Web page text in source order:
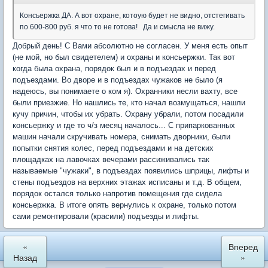
Консьержка ДА. А вот охране, котоую будет не видно, отстегивать
по 600-800 руб. я что то не готова! Да и смысла не вижу.
Добрый день! С Вами абсолютно не согласен. У меня есть опыт
(не мой, но был свидетелем) и охраны и консьержки. Так вот
когда была охрана, порядок был и в подъездах и перед
подъездами. Во дворе и в подъездах чужаков не было (я
надеюсь, вы понимаете о ком я). Охранники несли вахту, все
были приезжие. Но нашлись те, кто начал возмущаться, нашли
кучу причин, чтобы их убрать. Охрану убрали, потом посадили
консьержку и где то ч/з месяц началось... С припаркованных
машин начали скручивать номера, снимать дворники, были
попытки снятия колес, перед подъездами и на детских
площадках на лавочках вечерами рассиживались так
называемые "чужаки", в подъездах появились шприцы, лифты и
стены подъездов на верхних этажах исписаны и т.д. В общем,
порядок остался только напротив помещения где сидела
консьержка. В итоге опять вернулись к охране, только потом
сами ремонтировали (красили) подъезды и лифты.
«
Назад
Вперед
»